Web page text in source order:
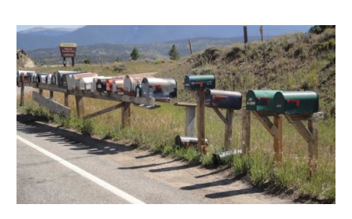
Rocky
Mountain
National
Park
8
sept